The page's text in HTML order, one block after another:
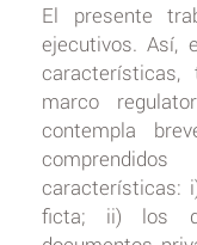
El presente
ejecutivos. Así,
marco
contempla
características:
ficta; ii) los